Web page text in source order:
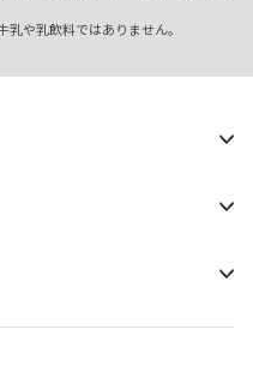
や乳飲料ではありません。